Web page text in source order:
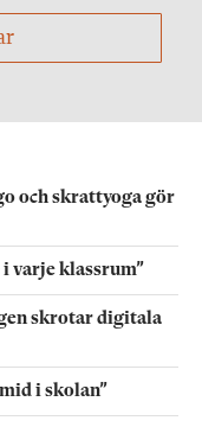
och skrattyoga gör
varje klassrum”
skrotar digitala
i skolan”